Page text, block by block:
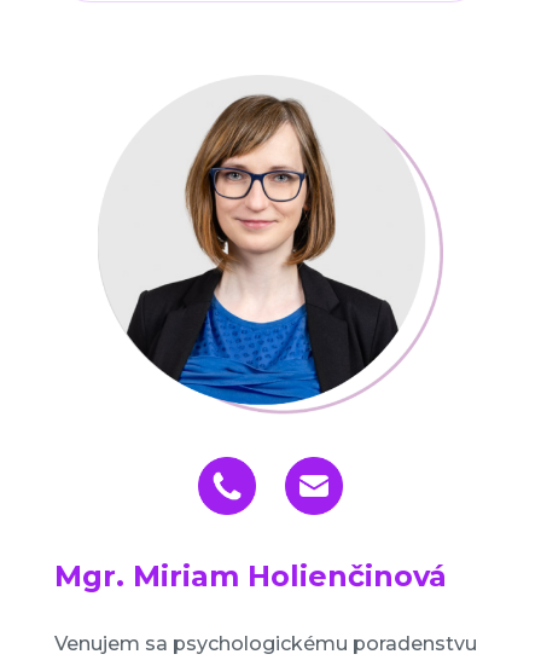
Mgr. Miriam Holienčinová
Venujem sa psychologickému poradenstvu